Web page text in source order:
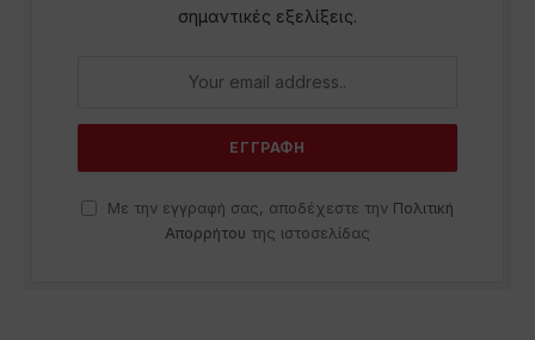
σημαντικές εξελίξεις.
Με την εγγραφή σας, αποδέχεστε την Πολιτική
Απορρήτου της ιστοσελίδας